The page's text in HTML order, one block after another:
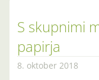
S skupnimi
papirja
8. oktober 2018